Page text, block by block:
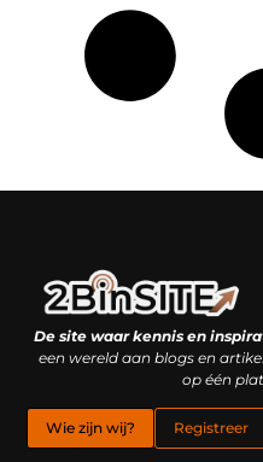
De site waar kennis en
een wereld aan blogs en
op één
Wie zijn wij? Registreer